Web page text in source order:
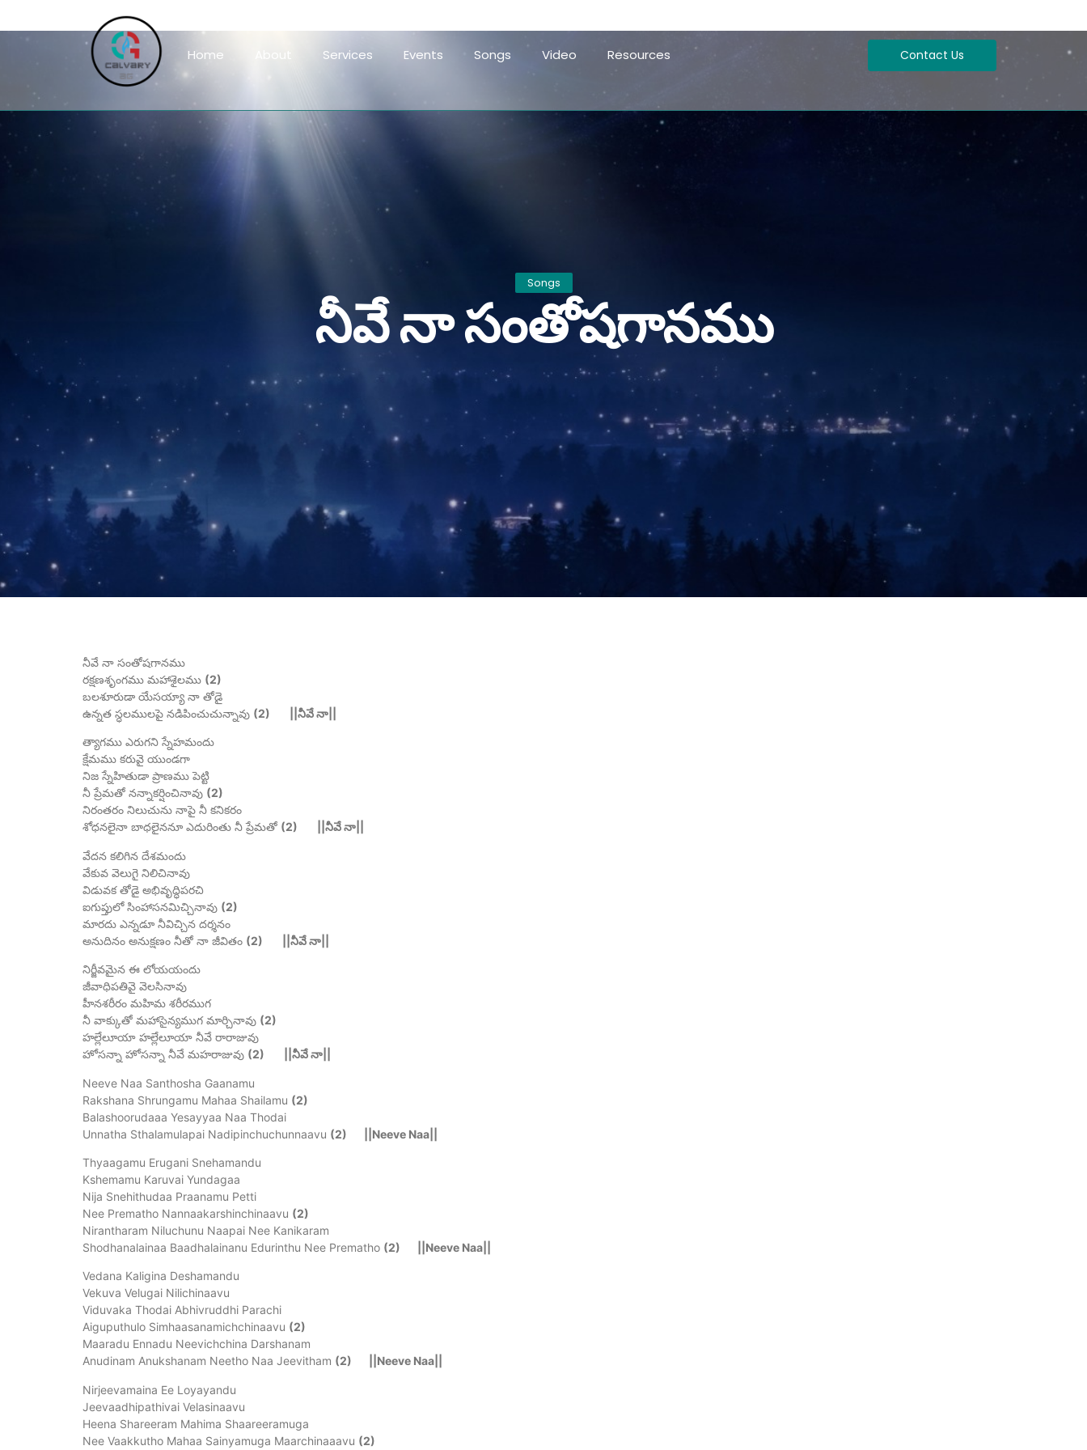
Home Services Events Songs Video Resources Contact Us
Songs
నీవే నా సంతోషగానము
నీవే నా సంతోషగానము
రక్షణశృంగము మహాశైలము (2)
బలశూరుడా యేసయ్యా నా తోడై
ఉన్నత స్ధలములపై నడిపించుచున్నావు (2) ||నీవే నా||
త్యాగము ఎరుగని స్నేహమందు
క్షేమము కరువై యుండగా
నిజ స్నేహితుడా ప్రాణము పెట్టి
నీ ప్రేమతో నన్నాకర్షించినావు (2)
నిరంతరం నిలుచును నాపై నీ కనికరం
శోధనలైనా బాధలైననూ ఎదురింతు నీ ప్రేమతో (2) ||నీవే నా||
వేదన కలిగిన దేశమందు
వేకువ వెలుగై నిలిచినావు
విడువక తోడై అభివృద్ధిపరచి
ఐగుప్తులో సింహాసనమిచ్చినావు (2)
మారదు ఎన్నడూ నీవిచ్చిన దర్శనం
అనుదినం అనుక్షణం నీతో నా జీవితం (2) ||నీవే నా||
నిర్జీవమైన ఈ లోయయందు
జీవాధిపతివై వెలసినావు
హీనశరీరం మహిమ శరీరముగ
నీ వాక్కుతో మహాసైన్యముగ మార్చినావు (2)
హల్లేలూయా హల్లేలూయా నీవే రారాజువు
హోసన్నా హోసన్నా నీవే మహరాజువు (2) ||నీవే నా||
Neeve Naa Santhosha Gaanamu
Rakshana Shrungamu Mahaa Shailamu (2)
Balashoorudaaa Yesayyaa Naa Thodai
Unnatha Sthalamulapai Nadipinchuchunnaavu (2) ||Neeve Naa||
Thyaagamu Erugani Snehamandu
Kshemamu Karuvai Yundagaa
Nija Snehithudaa Praanamu Petti
Nee Prematho Nannaakarshinchinaavu (2)
Nirantharam Niluchunu Naapai Nee Kanikaram
Shodhanalainaa Baadhalainanu Edurinthu Nee Prematho (2) ||Neeve Naa||
Vedana Kaligina Deshamandu
Vekuva Velugai Nilichinaavu
Viduvaka Thodai Abhivruddhi Parachi
Aiguputhulo Simhaasanamichchinaavu (2)
Maaradu Ennadu Neevichchina Darshanam
Anudinam Anukshanam Neetho Naa Jeevitham (2) ||Neeve Naa||
Nirjeevamaina Ee Loyayandu
Jeevaadhipathivai Velasinaavu
Heena Shareeram Mahima Shaareeramuga
Nee Vaakkutho Mahaa Sainyamuga Maarchinaaavu (2)